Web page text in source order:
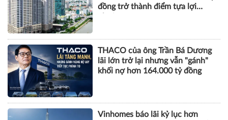
đồng trở thành điểm tựa lợi
THACO của ông Trần Bá Dương
lãi lớn trở lại nhưng vẫn "gánh"
khối nợ hơn 164.000 tỷ đồng
Vinhomes báo lãi kỷ lục hơn